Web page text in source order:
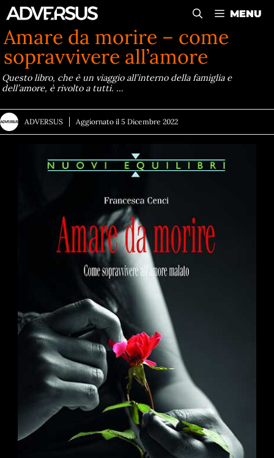
Vai
al
contenuto
MENU
Amare da morire – come
sopravvivere all’amore
Questo libro, che è un viaggio all’interno della famiglia e
dell’amore, è rivolto a tutti. …
ADVERSUS Aggiornato il 5 Dicembre 2022